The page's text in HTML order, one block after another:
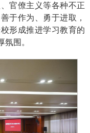
官僚主义等各种不正
于作为、勇于进取，
形成推进学习教育的
围。